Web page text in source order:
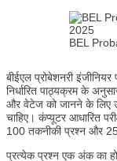
BEL
बीईएल प्रोबेशनरी इंजीनियर
निर्धारित पाठ्यक्रम के
और वेटेज को जानने के लिए
चाहिए। कंप्यूटर आधारित
100 तकनीकी प्रश्न और 25
प्रत्येक प्रश्न एक अंक का